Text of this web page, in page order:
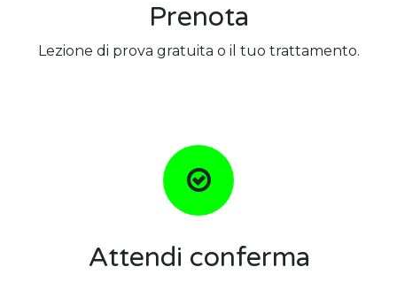
Prenota
Lezione di prova gratuita o il tuo trattamento.
Attendi conferma